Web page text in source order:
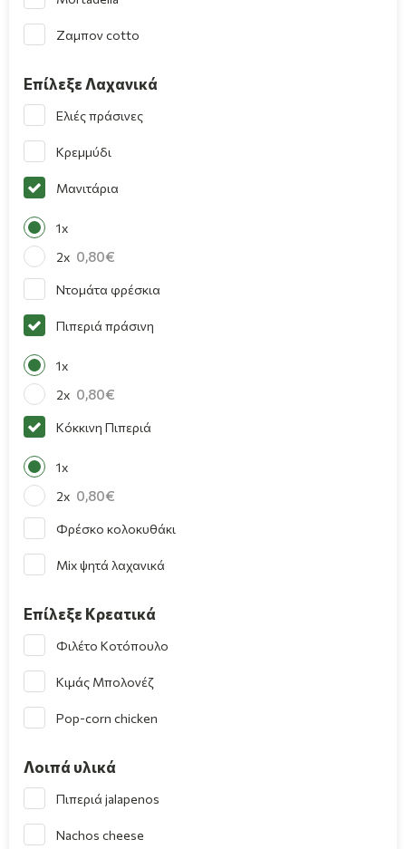
Ζαμπον cotto
Επίλεξε Λαχανικά
Ελιές πράσινες
Κρεμμύδι
Μανιτάρια
1x
2x 0,80
Ντομάτα φρέσκια
Πιπεριά πράσινη
1x
2x 0,80
Κόκκινη Πιπεριά
1x
2x 0,80
Φρέσκο κολοκυθάκι
Mix ψητά λαχανικά
Επίλεξε Κρεατικά
Φιλέτο Κοτόπουλο
Κιμάς Μπολονέζ
Pop-corn chicken
Λοιπά υλικά
Πιπεριά jalapenos
Nachos cheese